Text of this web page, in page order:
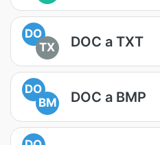
DO
TX
DOC a TXT
DO
BM
DOC a BMP